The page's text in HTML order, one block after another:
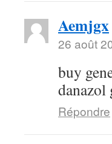
Aemjgx
26 août
buy
danazol
Répondre